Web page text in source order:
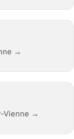
→
Vienne →